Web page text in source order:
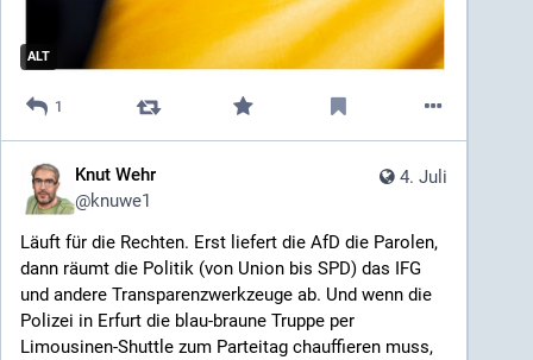
ALT
1
4. Juli
Knut Wehr
@knuwe1
Läuft für die Rechten. Erst liefert die AfD die Parolen,
dann räumt die Politik (von Union bis SPD) das IFG
und andere Transparenzwerkzeuge ab. Und wenn die
Polizei in Erfurt die blau-braune Truppe per
Limousinen-Shuttle zum Parteitag chauffieren muss,